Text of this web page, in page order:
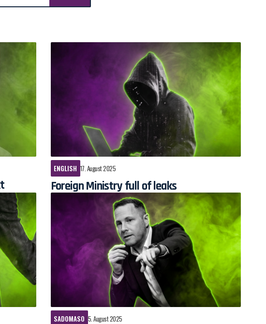
ENGLISH 17. August 2025
Foreign Ministry full of leaks
SADOMASO 5. August 2025